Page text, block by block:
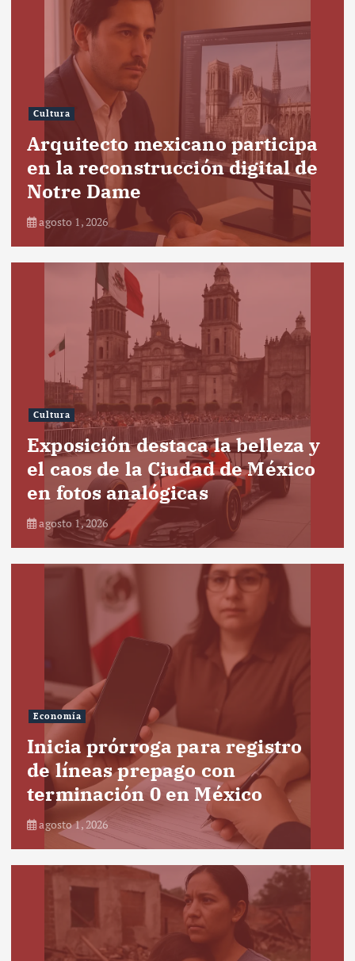
Cultura
Arquitecto mexicano participa
en la reconstrucción digital de
Notre Dame
agosto 1, 2026
Cultura
Exposición destaca la belleza y
el caos de la Ciudad de México
en fotos analógicas
agosto 1, 2026
Economía
Inicia prórroga para registro
de líneas prepago con
terminación 0 en México
agosto 1, 2026